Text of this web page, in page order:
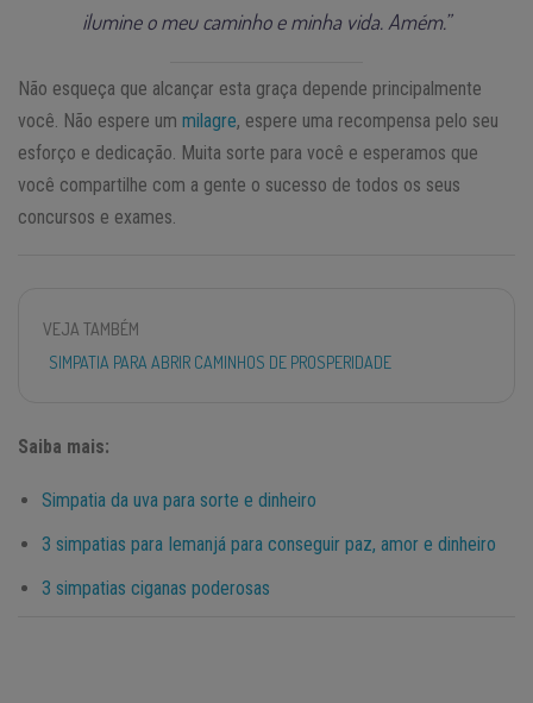
ilumine o meu caminho e minha vida. Amém.”
Não esqueça que alcançar esta graça depende principalmente
você. Não espere um milagre, espere uma recompensa pelo seu
esforço e dedicação. Muita sorte para você e esperamos que
você compartilhe com a gente o sucesso de todos os seus
concursos e exames.
VEJA TAMBÉM
SIMPATIA PARA ABRIR CAMINHOS DE PROSPERIDADE
Saiba mais:
Simpatia da uva para sorte e dinheiro
3 simpatias para Iemanjá para conseguir paz, amor e dinheiro
3 simpatias ciganas poderosas